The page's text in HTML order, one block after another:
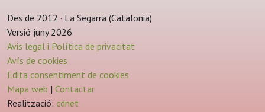
Des de 2012 · La Segarra (Catalonia)
Versió juny 2026
Avis legal i Política de privacitat
Avís de cookies
Edita consentiment de cookies
Mapa web | Contactar
Realització: cdnet